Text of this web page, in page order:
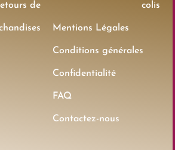
de colis
Mentions Légales
Conditions générales
Confidentialité
FAQ
Contactez-nous